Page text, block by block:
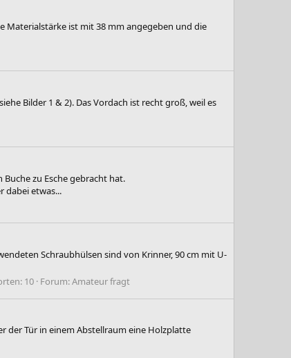
Materialstärke ist mit 38 mm angegeben und die
Bilder 1 & 2). Das Vordach ist recht groß, weil es
zu Esche gebracht hat.
dabei etwas...
Schraubhülsen sind von Krinner, 90 cm mit U-
10 Forum:Amateur fragt
der Tür in einem Abstellraum eine Holzplatte